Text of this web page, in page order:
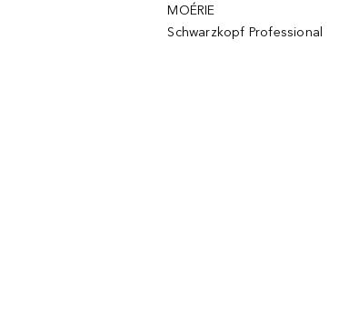
MOÉRIE
Schwarzkopf Professional